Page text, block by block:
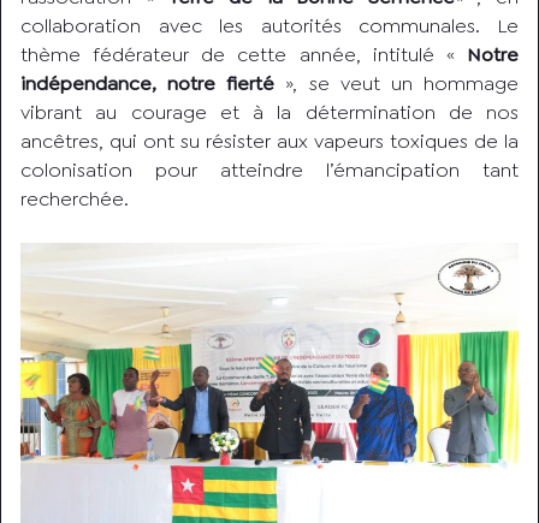
collaboration avec les autorités communales. Le
thème fédérateur de cette année, intitulé « Notre
indépendance, notre fierté », se veut un hommage
vibrant au courage et à la détermination de nos
ancêtres, qui ont su résister aux vapeurs toxiques de la
colonisation pour atteindre l’émancipation tant
recherchée.